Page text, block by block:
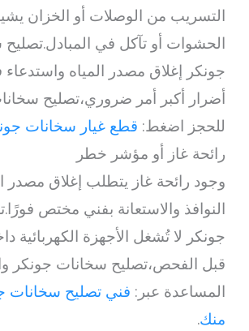
التسريب من الوصلات أو الخزان
الحشوات أو تآكل في
جونكر إغلاق مصدر المياه
أضرار أكبر أمر ضروري،تصليح
للحجز اضغط: قطع غيار سخانات
رائحة غاز أو مؤشر خطر
وجود رائحة غاز يتطلب إغلاق مصدر
النوافذ والاستعانة بفني مختص
جونكر لا تُشغل الأجهزة الكهربائية
قبل الفحص،تصليح سخانات جونكر
المساعدة عبر: فني تصليح سخانات
منك.